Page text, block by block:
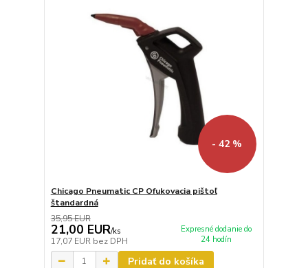
- 42 %
Chicago Pneumatic CP Ofukovacia pištoľ
štandardná
35,95 EUR
21,00 EUR/ks
17,07 EUR bez DPH
Expresné dodanie do
24 hodín
Pridať do košíka